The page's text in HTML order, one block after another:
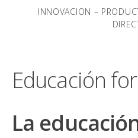
INNOVACION –
Educación
La